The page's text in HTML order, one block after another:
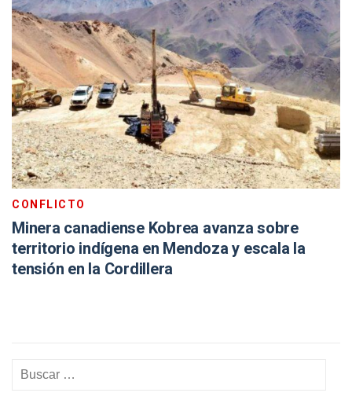
CONFLICTO
Minera canadiense Kobrea avanza sobre
territorio indígena en Mendoza y escala la
tensión en la Cordillera